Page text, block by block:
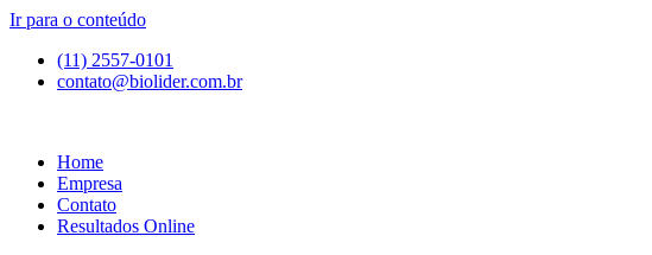
Ir para o conteúdo
(11) 2557-0101
contato@biolider.com.br
Home
Empresa
Contato
Resultados Online